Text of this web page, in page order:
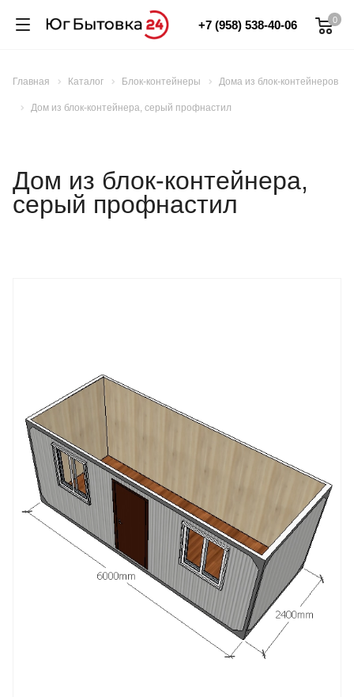
0
+7 (958) 538-40-06
Главная Каталог Блок-контейнеры Дома из блок-контейнеров
Дом из блок-контейнера, серый профнастил
Дом из блок-контейнера,
серый профнастил